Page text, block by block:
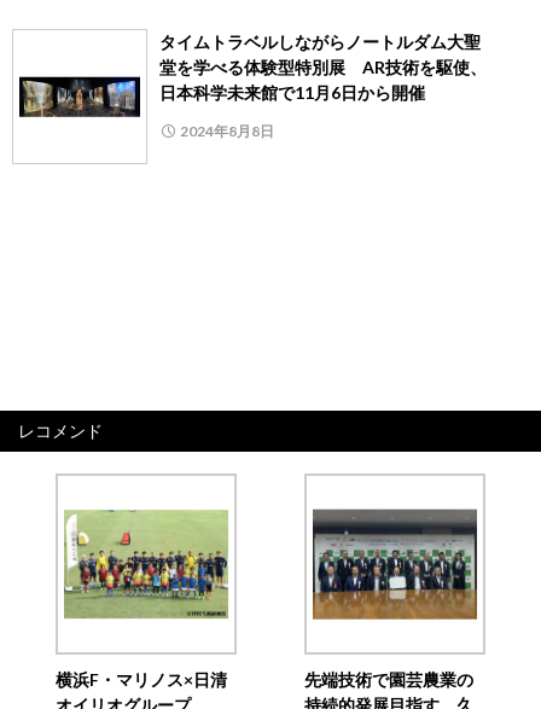
タイムトラベルしながらノートルダム大聖
堂を学べる体験型特別展 AR技術を駆使、
日本科学未来館で11月6日から開催
2024年8月8日
レコメンド
横浜F・マリノス×日清
先端技術で園芸農業の